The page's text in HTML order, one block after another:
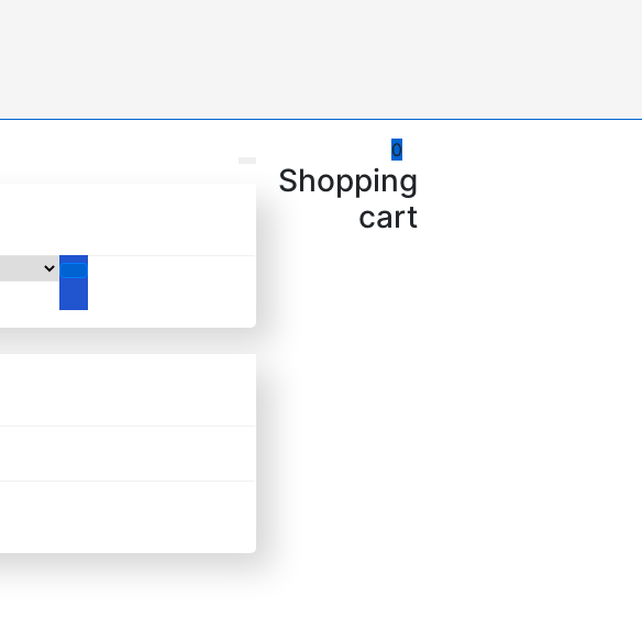
0
Shopping
cart